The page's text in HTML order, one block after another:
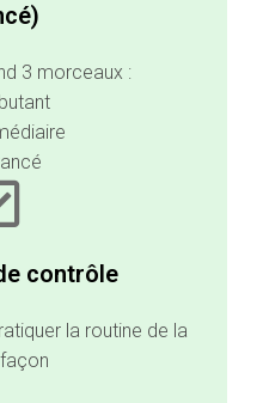
3 morceaux :
contrôle
la routine de la